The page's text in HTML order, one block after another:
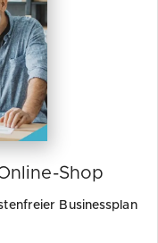
Shop
Businessplan